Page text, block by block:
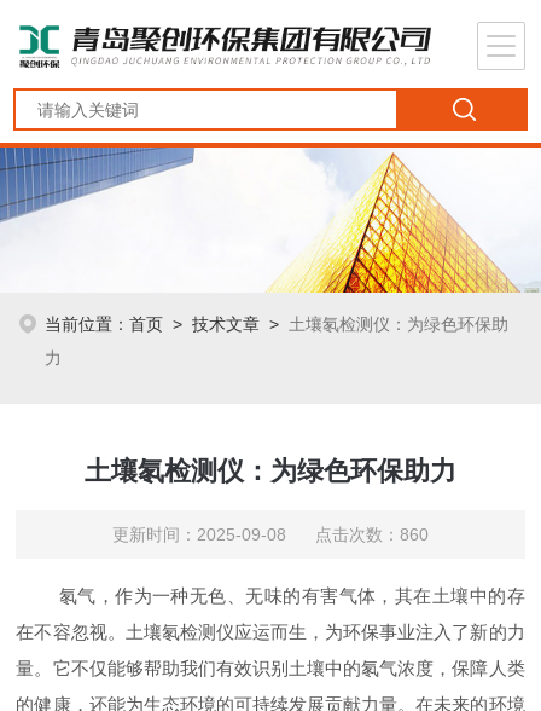
当前位置：首页 >技术文章 > 土壤氡检测仪：为绿色环保助
力
土壤氡检测仪：为绿色环保助力
更新时间：2025-09-08 点击次数：860
氡气，作为一种无色、无味的有害气体，其在土壤中的存
在不容忽视。土壤氡检测仪应运而生，为环保事业注入了新的力
量。它不仅能够帮助我们有效识别土壤中的氡气浓度，保障人类
的健康，还能为生态环境的可持续发展贡献力量。在未来的环境